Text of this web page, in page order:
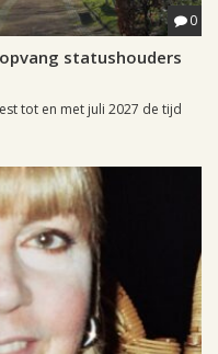
0
statushouders
tot en met juli 2027 de tijd